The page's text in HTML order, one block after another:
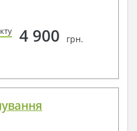
4 900 грн.